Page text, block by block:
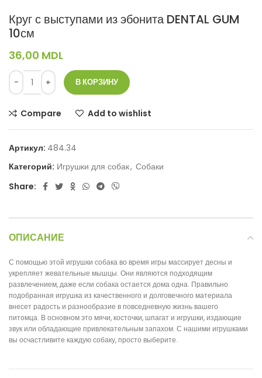
Круг с выступами из эбонита DENTAL GUM
10см
36,00 MDL
В КОРЗИНУ
Compare Add to wishlist
Артикул: 484.34
Категорий: Игрушки для собак, Собаки
Share:
ОПИСАНИЕ
С помощью этой игрушки собака во время игры массирует десны и
укрепляет жевательные мышцы. Они являются подходящим
развлечением, даже если собака остается дома одна. Правильно
подобранная игрушка из качественного и долговечного материала
внесет радость и разнообразие в повседневную жизнь вашего
питомца. В основном это мячи, косточки, шпагат и игрушки, издающие
звук или обладающие привлекательным запахом. С нашими игрушками
вы осчастливите каждую собаку, просто выберите.